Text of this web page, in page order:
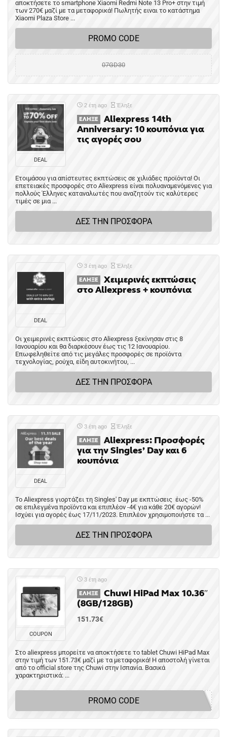
αποκτήσετε το smartphone Xiaomi Redmi Note 13 Pro+ στην τιμή
των 270€ μαζί με τα μεταφορικά! Πωλητής ειναι το κατάστημα
Xiaomi Plaza Store ...
PROMO CODE
07GD30
DEAL
2 έτη ago Έληξε
ΈΛΗΞΕ
Aliexpress 14th
Anniversary: 10 κουπόνια για
τις αγορές σου
Ετοιμάσου για απίστευτες εκπτώσεις σε χιλιάδες προϊόντα! Οι
επετειακές προσφορές στο Aliexpress είναι πολυαναμενόμενες για
πολλούς Έλληνες καταναλωτές που αναζητούν τις καλύτερες
τιμές σε μια ...
ΔΕΣ ΤΗΝ ΠΡΟΣΦΟΡΑ
DEAL
3 έτη ago Έληξε
ΈΛΗΞΕ
Χειμερινές εκπτώσεις
στο Aliexpress + κουπόνια
Οι χειμερινές εκπτώσεις στο Aliexpress ξεκίνησαν στις 8
Ιανουαρίου και θα διαρκέσουν έως τις 12 Ιανουαρίου.
Επωφεληθείτε από τις μεγάλες προσφορές σε προϊόντα
τεχνολογίας, ρούχα, είδη αυτοκινήτου, ...
ΔΕΣ ΤΗΝ ΠΡΟΣΦΟΡΑ
DEAL
3 έτη ago Έληξε
ΈΛΗΞΕ
Aliexpress: Προσφορές
για την Singles’ Day και 6
κουπόνια
Το Aliexpress γιορτάζει τη Singles' Day με εκπτώσεις έως -50%
σε επιλεγμένα προϊόντα και επιπλέον -4€ για κάθε 20€ αγορών!
Ισχύει για αγορές έως 17/11/2023. Επιπλέον χρησιμοποιήστε τα ...
ΔΕΣ ΤΗΝ ΠΡΟΣΦΟΡΑ
COUPON
3 έτη ago
ΈΛΗΞΕ
Chuwi HiPad Max 10.36″
(8GB/128GB)
151.73€
Στο aliexpress μπορείτε να αποκτήσετε το tablet Chuwi HiPad Max
στην τιμή των 151.73€ μαζί με τα μεταφορικά! Η αποστολή γίνεται
από το official store της Chuwi στην Ισπανία. Βασικά
χαρακτηριστικά: ...
PROMO CODE